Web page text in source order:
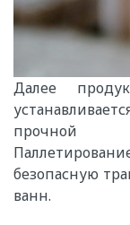
Далее
прочной
безопасную
ванн.